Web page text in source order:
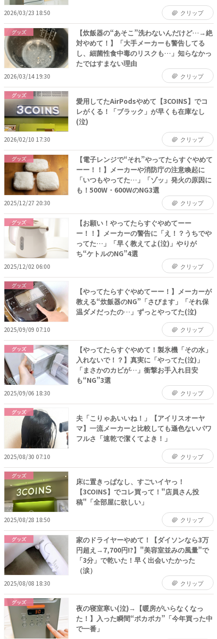
2026/03/23 18:50 クリップ
グッズ
【炊飯器の“あそこ”洗わないんだけど…→絶
対やめて！】「大手メーカーも警告してる
し、細菌性食中毒のリスクも…」知らなかっ
たではすまない理由
2026/03/14 19:30 クリップ
グッズ
愛用してたAirPodsやめて【3COINS】でコ
レがくる！「ブラック」が早くも在庫なし
(泣)
2026/02/10 17:30 クリップ
グッズ
【電子レンジで“それ”やってたらすぐやめて
ーー！！】メーカーや消防庁の注意喚起に
「いつもやってた…」「ゾッ」発火の原因に
も！500W・600WのNG3選
2025/12/27 20:30 クリップ
グッズ
【お願い！やってたらすぐやめてーー
ー！！】メーカーの警告に「え！？うちでや
ってた…」「早く教えてよ(泣)」やりが
ち“ケトルのNG”4選
2025/12/02 06:00 クリップ
グッズ
【やってたらすぐやめてーー！】メーカーが
教える“炊飯器のNG”「さびます」「それ保
温ダメだったの…」ずっとやってた(泣)
2025/09/09 07:10 クリップ
グッズ
【やってたらすぐやめて！製氷機「その水」
入れないで！？】真実に「やってた(泣)」
「まさかのカビが…」衝撃お手入れ目安
も“NG”3選
2025/09/06 18:30 クリップ
グッズ
夫「こりゃあいいね！」【アイリスオーヤ
マ】一流メーカーと比較しても遜色ないパワ
フルさ「速乾で潔くてよき！」
2025/08/30 07:10 クリップ
グッズ
床に置きっぱなし、すごいイヤっ！
【3COINS】でコレ買って！"店員さん投
稿"「全部屋に欲しい」
2025/08/28 18:50 クリップ
グッズ
家のドライヤーやめて！【ダイソンなら3万
円超え→7,700円!?】"美容室並みの風量"で
「3分」で乾いた！早く出会いたかった
（涙）
2025/08/08 18:30 クリップ
グッズ
夜の寝室寒い(泣)→【暖房がいらなくなっ
た！】入った瞬間“ポカポカ”「今年買った中
で一番」